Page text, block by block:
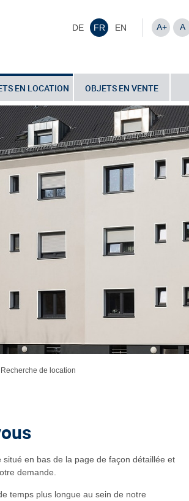
DE FR EN A+ A
EN LOCATION OBJETS EN VENTE
Recherche de location
en bas de la page de façon détaillée et
demande.
temps plus longue au sein de notre